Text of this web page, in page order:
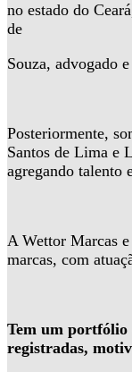
no estado do
de
Souza, advogado
Posteriormente,
Santos de Lima e
agregando talento
A Wettor Marcas e
marcas, com
Tem um portfólio
registradas,